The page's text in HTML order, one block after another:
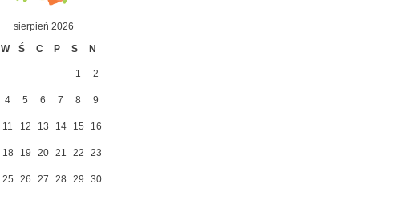
sierpień 2026
W Ś C P S N
1 2
4 5 6 7 8 9
11 12 13 14 15 16
18 19 20 21 22 23
25 26 27 28 29 30